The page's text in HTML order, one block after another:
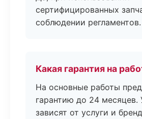
сертифицированных
соблюдении регламентов.
Какая гарантия на
На основные работы
гарантию до 24 месяцев.
зависят от услуги и